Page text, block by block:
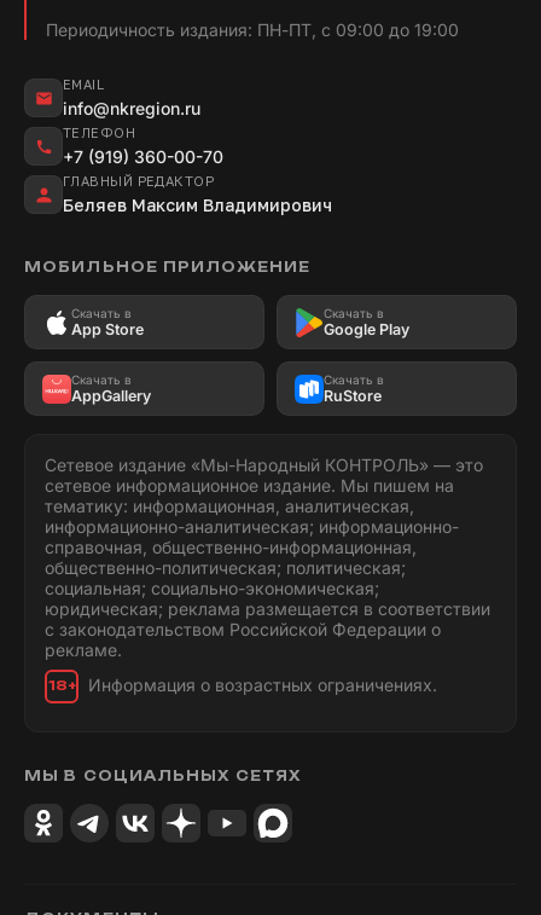
Периодичность издания: ПН-ПТ, с 09:00 до 19:00
EMAIL
info@nkregion.ru
ТЕЛЕФОН
+7 (919) 360-00-70
ГЛАВНЫЙ РЕДАКТОР
Беляев Максим Владимирович
МОБИЛЬНОЕ ПРИЛОЖЕНИЕ
Скачать в
App Store
Скачать в
Google Play
Скачать в
AppGallery
Скачать в
RuStore
Сетевое издание «Мы-Народный КОНТРОЛЬ» — это
сетевое информационное издание. Мы пишем на
тематику: информационная, аналитическая,
информационно-аналитическая; информационно-
справочная, общественно-информационная,
общественно-политическая; политическая;
социальная; социально-экономическая;
юридическая; реклама размещается в соответствии
с законодательством Российской Федерации о
рекламе.
18+ Информация о возрастных ограничениях.
МЫ В СОЦИАЛЬНЫХ СЕТЯХ